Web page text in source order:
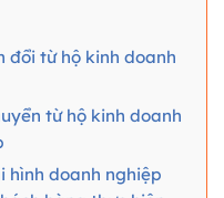
đổi từ hộ kinh doanh
từ hộ kinh doanh
hình doanh nghiệp